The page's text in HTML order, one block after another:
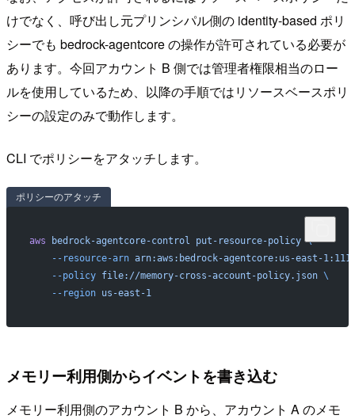
けでなく、呼び出し元プリンシパル側の identity-based ポリ
シーでも bedrock-agentcore の操作が許可されている必要が
あります。今回アカウント B 側では管理者権限相当のロー
ルを使用しているため、以降の手順ではリソースベースポリ
シーの設定のみで動作します。
CLI でポリシーをアタッチします。
ポリシーのアタッチ
aws bedrock-agentcore-control put-resource-policy \
    --resource-arn
arn:aws:bedrock-agentcore:us-east-
    --policy
file://memory-cross-account-policy.json \
    --region
us-east-1
メモリー利用側からイベントを書き込む
メモリー利用側のアカウント B から、アカウント A のメモ